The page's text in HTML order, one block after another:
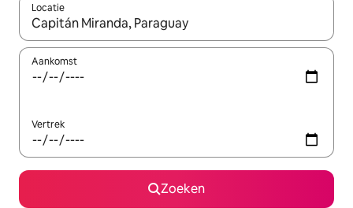
Locatie
Wanneer er resultaten beschikbaar zijn, maak je een keuze
Aankomst
Vertrek
Zoeken